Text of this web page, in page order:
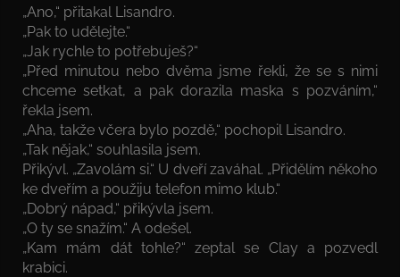
„Ano,“ přitakal Lisandro.
„Pak to udělejte.“
„Jak rychle to potřebuješ?“
„Před minutou nebo dvěma jsme řekli, že se s nimi
chceme setkat, a pak dorazila maska s pozváním,“
řekla jsem.
„Aha, takže včera bylo pozdě,“ pochopil Lisandro.
„Tak nějak,“ souhlasila jsem.
Přikývl. „Zavolám si.“ U dveří zaváhal. „Přidělím někoho
ke dveřím a použiju telefon mimo klub.“
„Dobrý nápad,“ přikývla jsem.
„O ty se snažím.“ A odešel.
„Kam mám dát tohle?“ zeptal se Clay a pozvedl
krabici.